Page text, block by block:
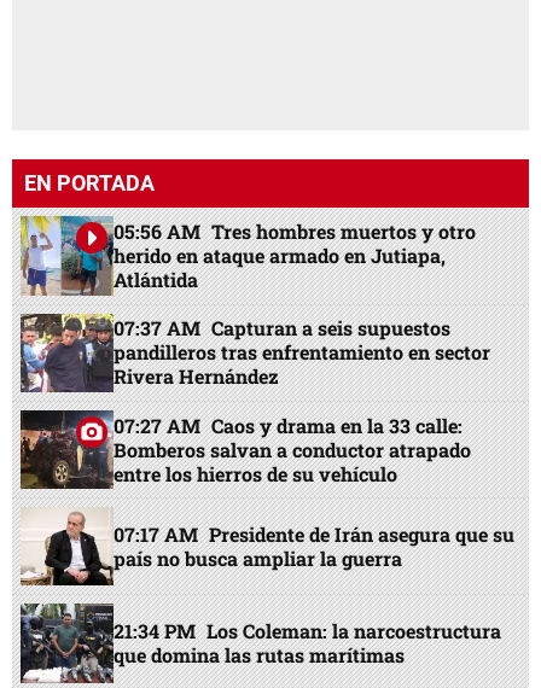
EN PORTADA
05:56 AM Tres hombres muertos y otro
herido en ataque armado en Jutiapa,
Atlántida
07:37 AM Capturan a seis supuestos
pandilleros tras enfrentamiento en sector
Rivera Hernández
07:27 AM Caos y drama en la 33 calle:
Bomberos salvan a conductor atrapado
entre los hierros de su vehículo
07:17 AM Presidente de Irán asegura que su
país no busca ampliar la guerra
21:34 PM Los Coleman: la narcoestructura
que domina las rutas marítimas